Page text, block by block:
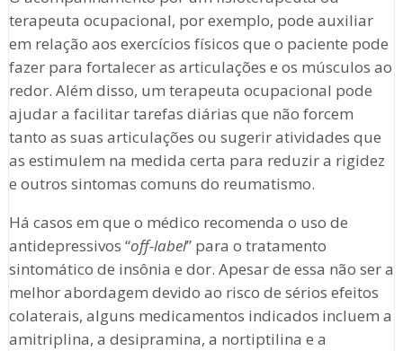
terapeuta ocupacional, por exemplo, pode auxiliar
em relação aos exercícios físicos que o paciente pode
fazer para fortalecer as articulações e os músculos ao
redor. Além disso, um terapeuta ocupacional pode
ajudar a facilitar tarefas diárias que não forcem
tanto as suas articulações ou sugerir atividades que
as estimulem na medida certa para reduzir a rigidez
e outros sintomas comuns do reumatismo.
Há casos em que o médico recomenda o uso de
antidepressivos “off-label” para o tratamento
sintomático de insônia e dor. Apesar de essa não ser a
melhor abordagem devido ao risco de sérios efeitos
colaterais, alguns medicamentos indicados incluem a
amitriplina, a desipramina, a nortiptilina e a